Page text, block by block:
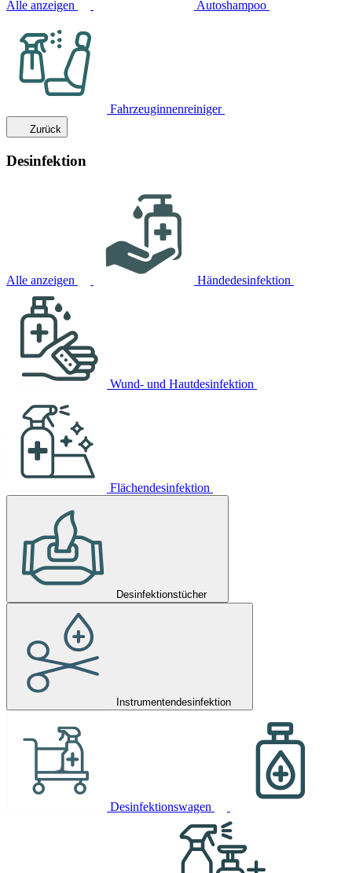
Alle anzeigen Autoshampoo
Fahrzeuginnenreiniger
Zurück
Desinfektion
Alle anzeigen Händedesinfektion
Wund- und Hautdesinfektion
Flächendesinfektion
Desinfektionstücher
Instrumentendesinfektion
Desinfektionswagen